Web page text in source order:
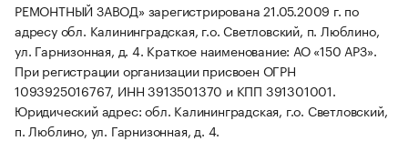
РЕМОНТНЫЙ ЗАВОД» зарегистрирована 21.05.2009 г. по
адресу обл. Калининградская, г.о. Светловский, п. Люблино,
ул. Гарнизонная, д. 4. Краткое наименование: АО «150 АРЗ».
При регистрации организации присвоен ОГРН
1093925016767, ИНН 3913501370 и КПП 391301001.
Юридический адрес: обл. Калининградская, г.о. Светловский,
п. Люблино, ул. Гарнизонная, д. 4.